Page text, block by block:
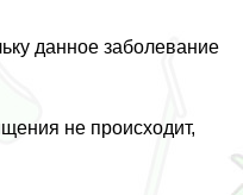
данное заболевание
не происходит,